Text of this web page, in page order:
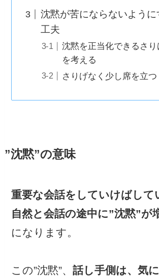
沈黙が苦にならないよう
工夫
沈黙を正当化できるさ
を考える
さりげなく少し席を立つ
”沈黙”の意味
重要な会話をしていけばして
自然と会話の途中に”沈黙”が
になります。
この”沈黙”、話し手側は、気